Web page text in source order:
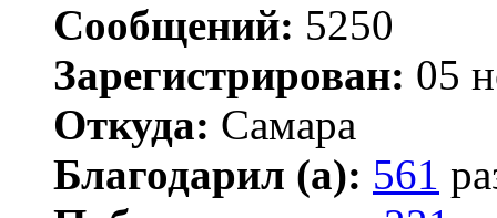
Сообщений: 5250
Зарегистрирован: 05
Откуда: Самара
Благодарил (а): 561